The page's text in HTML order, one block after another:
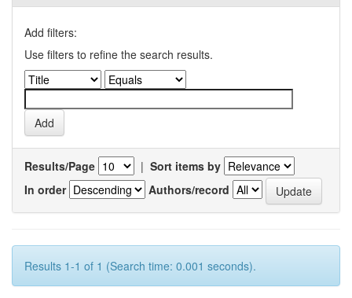
Add filters:
Use filters to refine the search results.
Results/Page | Sort items by
In order
Authors/record
Results 1-1 of 1 (Search time: 0.001 seconds).